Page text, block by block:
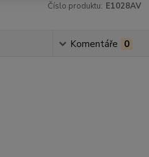
Číslo produktu: E1028AV
Komentáře 0